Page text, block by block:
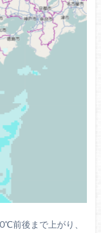
前後まで上がり、